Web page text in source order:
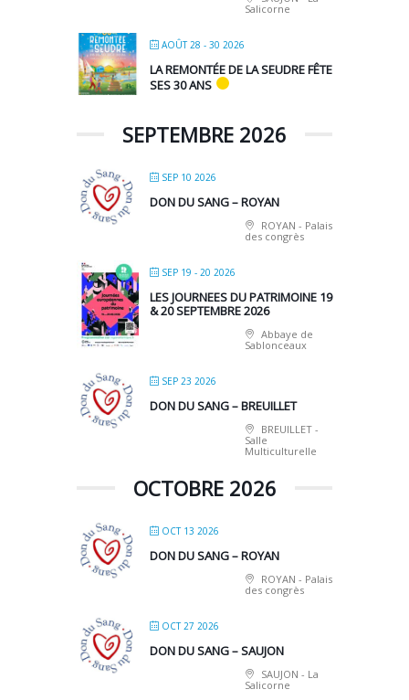
Salicorne
AOÛT 28 - 30 2026
LA REMONTÉE DE LA SEUDRE FÊTE
SES 30 ANS
SEPTEMBRE 2026
SEP 10 2026
DON DU SANG – ROYAN
ROYAN - Palais
des congrès
SEP 19 - 20 2026
LES JOURNEES DU PATRIMOINE 19
& 20 SEPTEMBRE 2026
Abbaye de
Sablonceaux
SEP 23 2026
DON DU SANG – BREUILLET
BREUILLET -
Salle
Multiculturelle
OCTOBRE 2026
OCT 13 2026
DON DU SANG – ROYAN
ROYAN - Palais
des congrès
OCT 27 2026
DON DU SANG – SAUJON
SAUJON - La
Salicorne